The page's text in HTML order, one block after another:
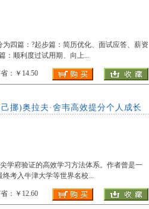
四篇：?起步篇：简历优化、面试应答、薪资
：顺利度过试用期、向上...
：￥14.50
挪)奥拉夫·舍韦高效提分个人成长
学府验证的高效学习方法体系。作者曾是一
考入牛津大学等世界名校...
：￥12.60